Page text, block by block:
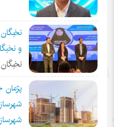
و
پژمان